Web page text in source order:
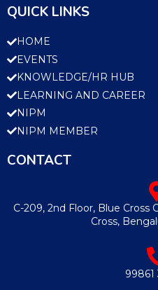
QUICK LINKS
HOME
EVENTS
KNOWLEDGE/HR HUB
LEARNING AND CAREER
NIPM
NIPM MEMBER
CONTACT
C-209, 2nd Floor, Blue Cross
Cross,
99861